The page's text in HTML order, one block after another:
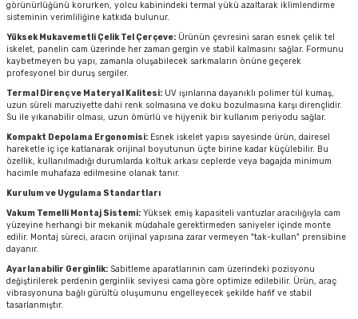
görünürlüğünü korurken, yolcu kabinindeki termal yükü azaltarak iklimlendirme
sisteminin verimliliğine katkıda bulunur.
Yüksek Mukavemetli Çelik Tel Çerçeve: Ürünün çevresini saran esnek çelik tel
iskelet, panelin cam üzerinde her zaman gergin ve stabil kalmasını sağlar. Formunu
kaybetmeyen bu yapı, zamanla oluşabilecek sarkmaların önüne geçerek
profesyonel bir duruş sergiler.
Termal Direnç ve Materyal Kalitesi: UV ışınlarına dayanıklı polimer tül kumaş,
uzun süreli maruziyette dahi renk solmasına ve doku bozulmasına karşı dirençlidir.
Su ile yıkanabilir olması, uzun ömürlü ve hijyenik bir kullanım periyodu sağlar.
Kompakt Depolama Ergonomisi: Esnek iskelet yapısı sayesinde ürün, dairesel
hareketle iç içe katlanarak orijinal boyutunun üçte birine kadar küçülebilir. Bu
özellik, kullanılmadığı durumlarda koltuk arkası ceplerde veya bagajda minimum
hacimle muhafaza edilmesine olanak tanır.
Kurulum ve Uygulama Standartları
Vakum Temelli Montaj Sistemi: Yüksek emiş kapasiteli vantuzlar aracılığıyla cam
yüzeyine herhangi bir mekanik müdahale gerektirmeden saniyeler içinde monte
edilir. Montaj süreci, aracın orijinal yapısına zarar vermeyen "tak-kullan" prensibine
dayanır.
Ayarlanabilir Gerginlik: Sabitleme aparatlarının cam üzerindeki pozisyonu
değiştirilerek perdenin gerginlik seviyesi cama göre optimize edilebilir. Ürün, araç
vibrasyonuna bağlı gürültü oluşumunu engelleyecek şekilde hafif ve stabil
tasarlanmıştır.